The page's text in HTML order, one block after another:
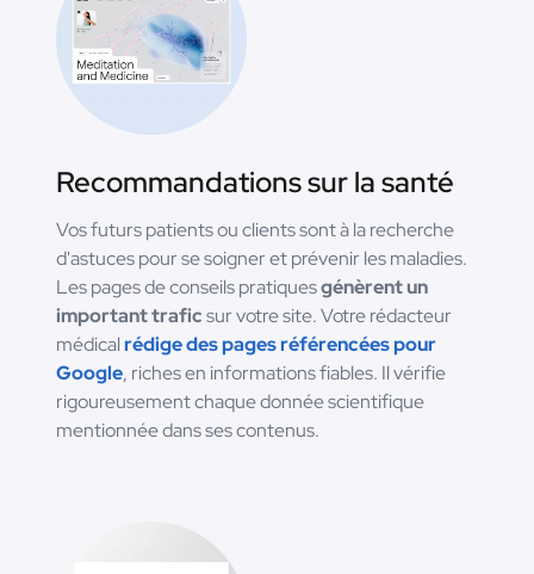
Recommandations sur la santé
Vos futurs patients ou clients sont à la recherche
d'astuces pour se soigner et prévenir les maladies.
Les pages de conseils pratiquesgénèrent un
important traficsur votre site. Votre rédacteur
médicalrédige des pages référencées pour
Google, riches en informations fiables. Il vérifie
rigoureusement chaque donnée scientifique
mentionnée dans ses contenus.